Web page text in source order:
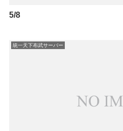
5/8
統一天下布武サーバー